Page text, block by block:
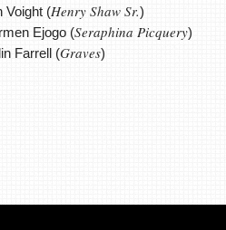
Voight (Henry Shaw Sr.)
Ejogo (Seraphina Picquery)
Farrell (Graves)